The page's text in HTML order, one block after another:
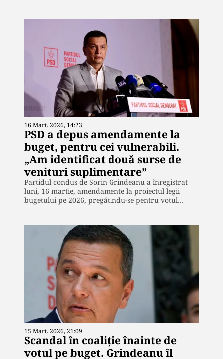
16 Mart. 2026, 14:23
PSD a depus amendamente la
buget, pentru cei vulnerabili.
„Am identificat două surse de
venituri suplimentare”
Partidul condus de Sorin Grindeanu a înregistrat
luni, 16 martie, amendamente la proiectul legii
bugetului pe 2026, pregătindu-se pentru votul…
15 Mart. 2026, 21:09
Scandal în coaliție înainte de
votul pe buget. Grindeanu îl